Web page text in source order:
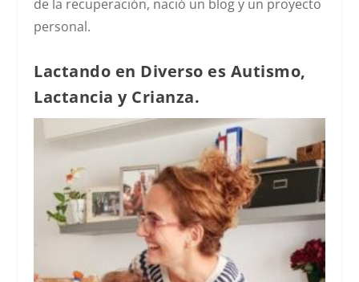
de la recuperación, nació un blog y un proyecto
personal.
Lactando en Diverso es Autismo,
Lactancia y Crianza.